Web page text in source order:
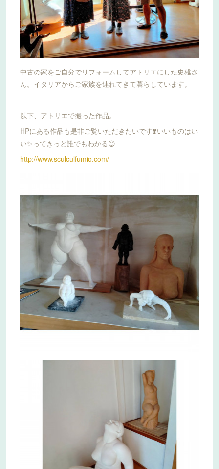
中古の家をご自分でリフォームしてアトリエにした史雄さ
ん。イタリアからご家族を連れてきて暮らしています。
以下、アトリエで撮った作品。
HPにある作品も是非ご覧いただきたいです❣️いいものはい
い✨ってきっと誰でもわかる😊
http://www.sculculfumio.com/